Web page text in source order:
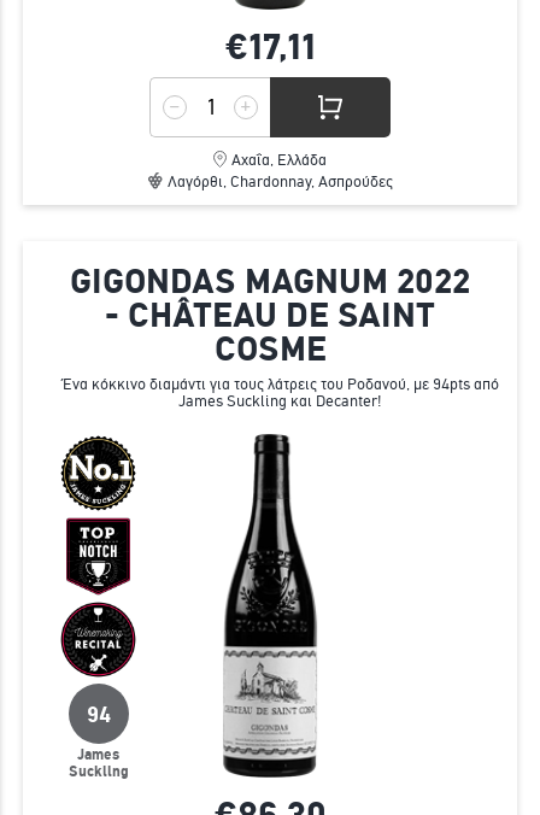
€17,11
Αχαΐα, Ελλάδα
Λαγόρθι, Chardonnay, Ασπρούδες
GIGONDAS MAGNUM 2022
- CHÂTEAU DE SAINT
COSME
Ένα κόκκινο διαμάντι για τους λάτρεις του Ροδανού, με 94pts από
James Suckling και Decanter!
94
James
Suckling